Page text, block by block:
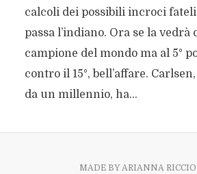
calcoli dei possibili incroci
passa l’indiano. Ora se la
campione del mondo ma al 5°
contro il 15°, bell’affare.
da un millennio, ha...
MADE BY ARIANNA